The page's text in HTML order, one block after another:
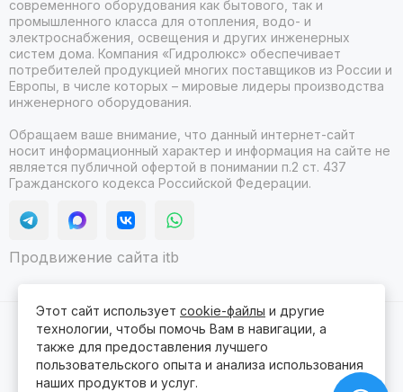
современного оборудования как бытового, так и
промышленного класса для отопления, водо- и
электроснабжения, освещения и других инженерных
систем дома. Компания «Гидролюкс» обеспечивает
потребителей продукцией многих поставщиков из России и
Европы, в числе которых – мировые лидеры производства
инженерного оборудования.
Обращаем ваше внимание, что данный интернет-сайт
носит информационный характер и информация на сайте не
является публичной офертой в понимании п.2 ст. 437
Гражданского кодекса Российской Федерации.
Продвижение сайта itb
2026 © Гидролюкс.Карта сайта
Сделано вProSalesдля платформы
Этот сайт использует cookie-файлы и другие
технологии, чтобы помочь Вам в навигации, а
также для предоставления лучшего
пользовательского опыта и анализа использования
наших продуктов и услуг.